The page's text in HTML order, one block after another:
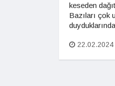
keseden
Bazıları çok
22.02.2024